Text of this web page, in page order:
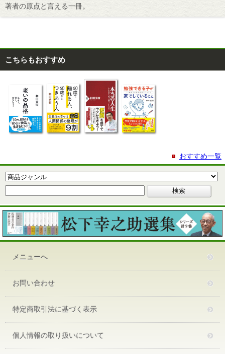
著者の原点と言える一冊。
こちらもおすすめ
おすすめ一覧
メニューへ
お問い合わせ
特定商取引法に基づく表示
個人情報の取り扱いについて